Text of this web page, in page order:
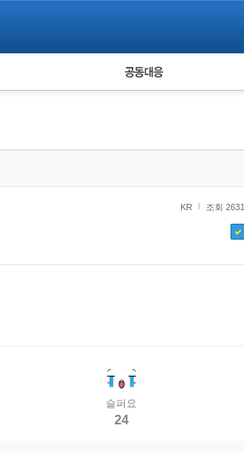
사례 통계 피해자 공동대응
KR 조회 2631
슬퍼요
24